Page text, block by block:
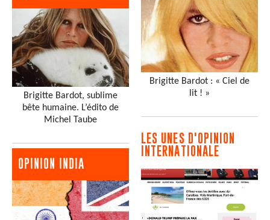
Brigitte Bardot, sublime
bête humaine. L’édito de
Michel Taube
OPINION INDIA
Brigitte Bardot : « Ciel de
lit ! »
LES UNES D'OPINION
INTERNATIONALE